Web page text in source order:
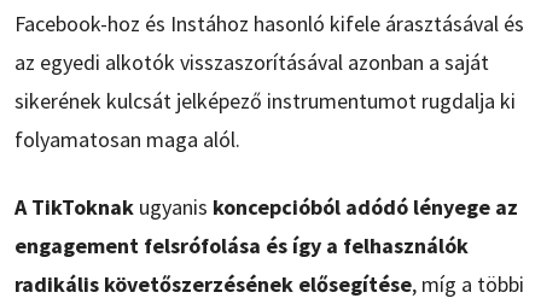
Facebook-hoz és Instához hasonló kifele árasztásával és
az egyedi alkotók visszaszorításával azonban a saját
sikerének kulcsát jelképező instrumentumot rugdalja ki
folyamatosan maga alól.
A TikToknak ugyanis koncepcióból adódó lényege az
engagement felsrófolása és így a felhasználók
radikális követőszerzésének elősegítése, míg a többi